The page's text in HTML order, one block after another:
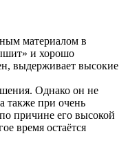
материалом в
и хорошо
выдерживает высокие
Однако он не
также при очень
причине его высокой
время остаётся